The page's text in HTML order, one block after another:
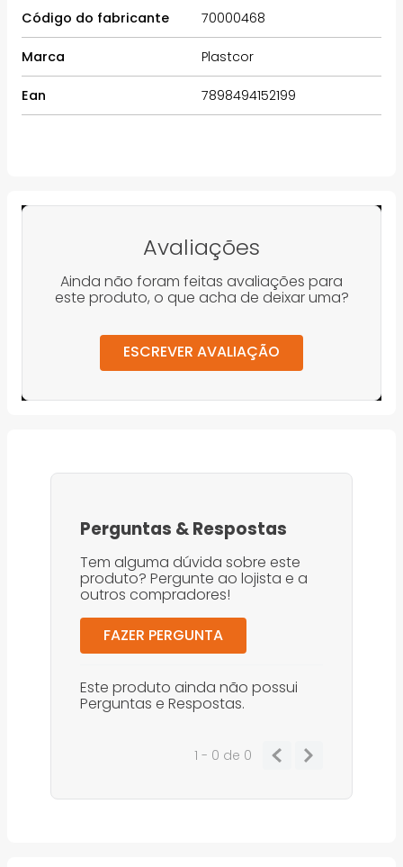
Código do fabricante 70000468
Marca Plastcor
Ean 7898494152199
Avaliações
Ainda não foram feitas avaliações para
este produto, o que acha de deixar uma?
ESCREVER AVALIAÇÃO
Perguntas &Respostas
Tem alguma dúvida sobre este
produto? Pergunte ao lojista e a
outros compradores!
FAZER PERGUNTA
Este produto ainda não possui
Perguntas e Respostas.
1 - 0 de 0